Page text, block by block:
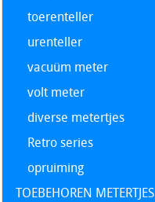
toerenteller
urenteller
vacuüm meter
volt meter
diverse metertjes
Retro series
opruiming
TOEBEHOREN METERTJES